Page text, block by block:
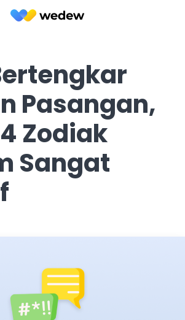
Pasangan,
Zodiak
Sangat